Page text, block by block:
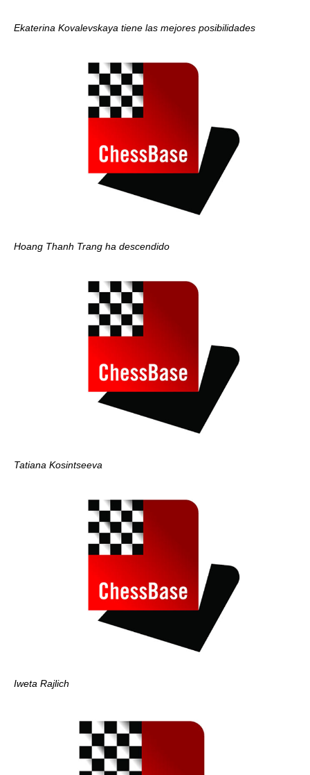
Ekaterina Kovalevskaya tiene las mejores posibilidades
Hoang Thanh Trang ha descendido
Tatiana Kosintseeva
Iweta Rajlich